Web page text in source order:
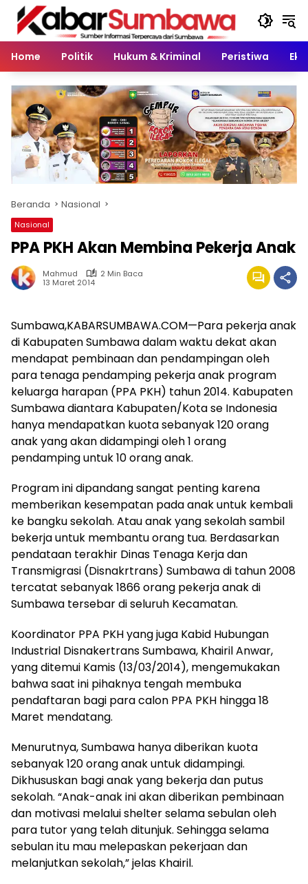
Langsung
konten
Home
Politik Hukum & Kriminal Peristiwa
Beranda Nasional
Nasional
PPA PKH Akan Membina Pekerja Anak
Mahmud
2 Min Baca
13 Maret 2014
Sumbawa,KABARSUMBAWA.COM—Para pekerja anak
di Kabupaten Sumbawa dalam waktu dekat akan
mendapat pembinaan dan pendampingan oleh
para tenaga pendamping pekerja anak program
keluarga harapan (PPA PKH) tahun 2014. Kabupaten
Sumbawa diantara Kabupaten/Kota se Indonesia
hanya mendapatkan kuota sebanyak 120 orang
anak yang akan didampingi oleh 1 orang
pendamping untuk 10 orang anak.
Program ini dipandang sangat penting karena
memberikan kesempatan pada anak untuk kembali
ke bangku sekolah. Atau anak yang sekolah sambil
bekerja untuk membantu orang tua. Berdasarkan
pendataan terakhir Dinas Tenaga Kerja dan
Transmigrasi (Disnakrtrans) Sumbawa di tahun 2008
tercatat sebanyak 1866 orang pekerja anak di
Sumbawa tersebar di seluruh Kecamatan.
Koordinator PPA PKH yang juga Kabid Hubungan
Industrial Disnakertrans Sumbawa, Khairil Anwar,
yang ditemui Kamis (13/03/2014), mengemukakan
bahwa saat ini pihaknya tengah membuka
pendaftaran bagi para calon PPA PKH hingga 18
Maret mendatang.
Menurutnya, Sumbawa hanya diberikan kuota
sebanyak 120 orang anak untuk didampingi.
Dikhususkan bagi anak yang bekerja dan putus
sekolah. “Anak-anak ini akan diberikan pembinaan
dan motivasi melalui shelter selama sebulan oleh
para tutor yang telah ditunjuk. Sehingga selama
sebulan itu mau melepaskan pekerjaan dan
melanjutkan sekolah,” jelas Khairil.